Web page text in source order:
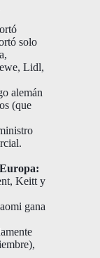
solo
Lidl,
alemán
(que
Keitt y
gana